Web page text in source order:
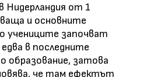
Нидерландия от 1
и основните
учениците започват
в последните
образование, затова
че там ефектът